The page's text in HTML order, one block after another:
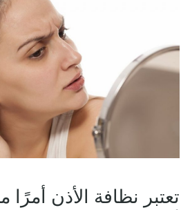
تعتبر نظافة الأذن أمرًا